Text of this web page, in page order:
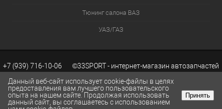
Тюнинг салона ВАЗ
УАЗ/ГАЗ
+7 (939) 716-10-06 ©33SPORT - интернет-магазин автозапчастей
ВАЗ. Каталог запчастей ВАЗ.Разработка сайтов KWEBEK.RU
КОРЗИНА 0
Данный веб-сайт использует cookie-файлы в целях
предоставления вам лучшего пользовательского
опыта на нашем сайте. Продолжая использовать
данный сайт, вы соглашаетесь с использованием
Принять